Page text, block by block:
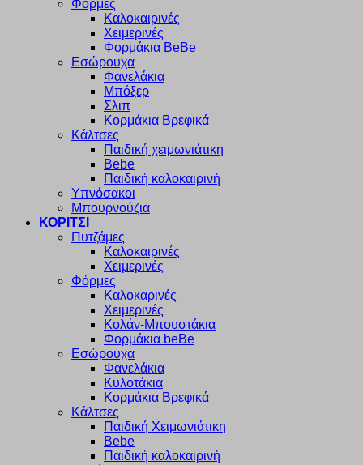
Φόρμες
Καλοκαιρινές
Χειμερινές
Φορμάκια BeBe
Εσώρουχα
Φανελάκια
Μπόξερ
Σλιπ
Κορμάκια Βρεφικά
Κάλτσες
Παιδική χειμωνιάτικη
Bebe
Παιδική καλοκαιρινή
Υπνόσακοι
Μπουρνούζια
ΚΟΡΙΤΣΙ
Πυτζάμες
Καλοκαιρινές
Χειμερινές
Φόρμες
Καλοκαρινές
Χειμερινές
Κολάν-Μπουστάκια
Φορμάκια beBe
Εσώρουχα
Φανελάκια
Κυλοτάκια
Κορμάκια Βρεφικά
Κάλτσες
Παιδική Χειμωνιάτικη
Bebe
Παιδική καλοκαιρινή